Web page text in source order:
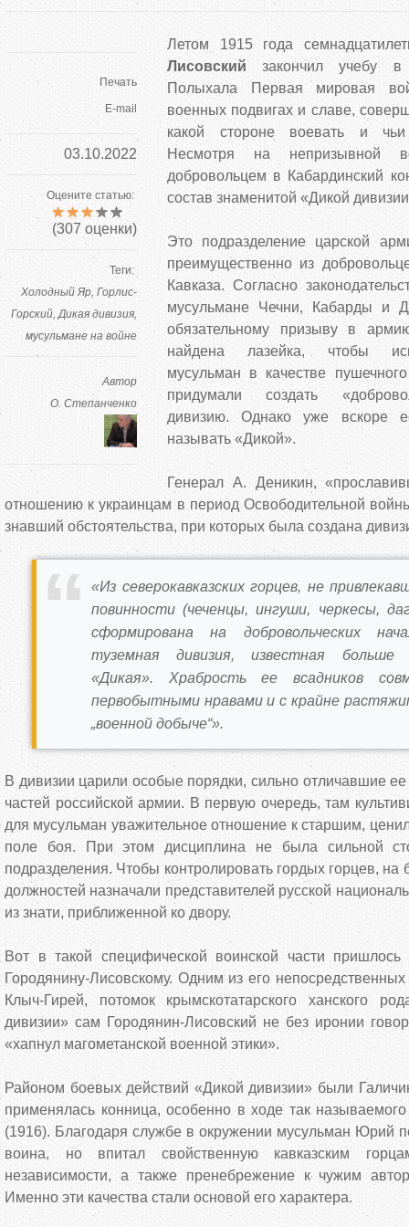
Печать
E-mail
03.10.2022
Оцените статью:
(307 оценки)
Теги:
Холодный Яр Горлис-
Горский Дикая дивизия
мусульмане на войне
Автор
О. Степанченко
Летом 1915 года
Лисовский закончил учебу в
Полыхала Первая мировая
военных подвигах и славе,
какой стороне воевать и чьи
Несмотря на непризывной
добровольцем в Кабардинский
состав знаменитой «Дикой
Это подразделение царской
преимущественно из
Кавказа. Согласно
мусульмане Чечни, Кабарды и
обязательному призыву в
найдена лазейка, чтобы
мусульман в качестве
придумали создать
дивизию. Однако уже вскоре
называть «Дикой».
Генерал А. Деникин,
отношению к украинцам в период Освободительной
знавший обстоятельства, при которых была создана
«Из северокавказских горцев, не
повинности (чеченцы, ингуши, черкесы,
сформирована на добровольческих
туземная дивизия, известная больше
«Дикая». Храбрость ее всадников
первобытными нравами и с крайне
„военной добыче“».
В дивизии царили особые порядки, сильно отличавшие ее
частей российской армии. В первую очередь, там
для мусульман уважительное отношение к старшим,
поле боя. При этом дисциплина не была сильной
подразделения. Чтобы контролировать гордых горцев,
должностей назначали представителей русской
из знати, приближенной ко двору.
Вот в такой специфической воинской части
Городянину-Лисовскому. Одним из его
Клыч-Гирей, потомок крымскотатарского ханского
дивизии» сам Городянин-Лисовский не без иронии
«хапнул магометанской военной этики».
Районом боевых действий «Дикой дивизии» были
применялась конница, особенно в ходе так
(1916). Благодаря службе в окружении мусульман Юрий
воина, но впитал свойственную кавказским
независимости, а также пренебрежение к чужим
Именно эти качества стали основой его характера.